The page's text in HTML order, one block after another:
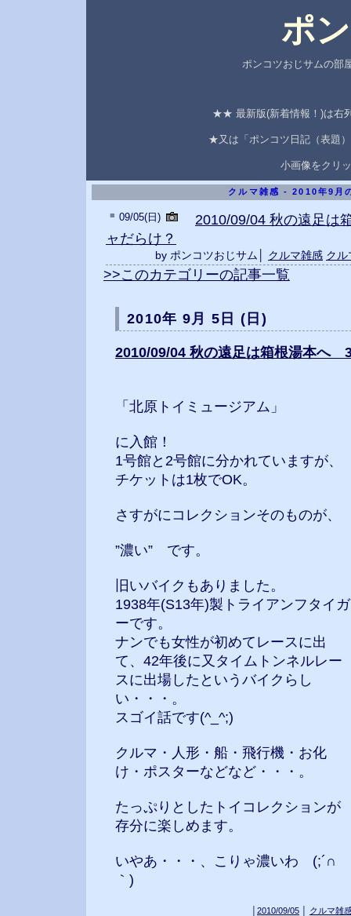
ポ
ポンコツおじサムの部
★★ 最新版(新着情報！)は右
★又は「ポンコツ日記（表題
小画像をクリ
クルマ雑感 - 2010年9月
■ 09/05(日)
2010/09/04 秋の遠足
ャだらけ？
by ポンコツおじサム│ クルマ雑感 クル
>>このカテゴリーの記事一覧
2010年 9月 5日 (日)
2010/09/04 秋の遠足は箱根湯本へ
「北原トイミュージアム」
に入館！
1号館と2号館に分かれていますが、
チケットは1枚でOK。
さすがにコレクションそのものが、
”濃い” です。
旧いバイクもありました。
1938年(S13年)製トライアンフタイガ
ーです。
ナンでも女性が初めてレースに出
て、42年後に又タイムトンネルレー
スに出場したというバイクらし
い・・・。
スゴイ話です(^_^;)
クルマ・人形・船・飛行機・お化
け・ポスターなどなど・・・。
たっぷりとしたトイコレクションが
存分に楽しめます。
いやあ・・・、こりゃ濃いわ (;´∩
｀)
2010/09/05 クルマ雑